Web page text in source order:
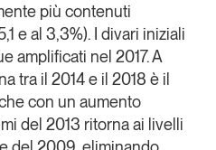
più contenuti
e al 3,3%). I divari iniziali
amplificati nel 2017. A
tra il 2014 e il 2018 è il
con un aumento
del 2013 ritorna ai livelli